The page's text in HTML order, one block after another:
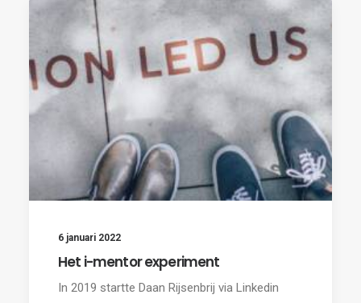
6 januari 2022
Het i-mentor experiment
In 2019 startte Daan Rijsenbrij via Linkedin